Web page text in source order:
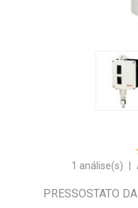
1 análise(s)
PRESSOSTATO